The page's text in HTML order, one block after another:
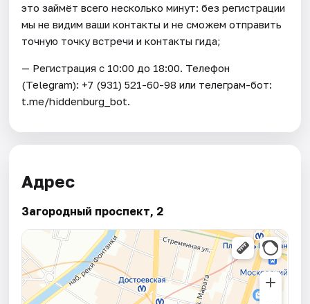
это займёт всего несколько минут: без регистрации
мы не видим ваши контакты и не сможем отправить
точную точку встречи и контакты гида;
— Регистрация с 10:00 до 18:00. Телефон
(Telegram): +7 (931) 521-60-98 или телеграм-бот:
t.me/hiddenburg_bot.
Адрес
Загородный проспект, 2